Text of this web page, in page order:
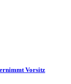
Vorsitz